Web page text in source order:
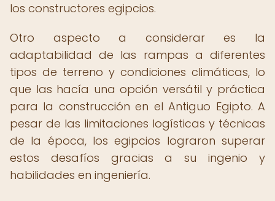
los constructores egipcios.
Otro aspecto a considerar es la
adaptabilidad de las rampas a diferentes
tipos de terreno y condiciones climáticas, lo
que las hacía una opción versátil y práctica
para la construcción en el Antiguo Egipto. A
pesar de las limitaciones logísticas y técnicas
de la época, los egipcios lograron superar
estos desafíos gracias a su ingenio y
habilidades en ingeniería.